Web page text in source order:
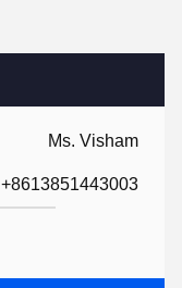
Ms. Visham
+8613851443003